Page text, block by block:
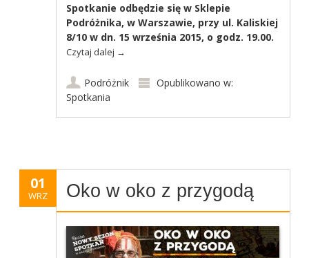
Spotkanie odbędzie się w Sklepie
Podróżnika, w Warszawie, przy ul. Kaliskiej
8/10 w dn. 15 września 2015, o godz. 19.00.
Czytaj dalej →
Podróżnik
Opublikowano w:
Spotkania
01
WRZ Oko w oko z przygodą